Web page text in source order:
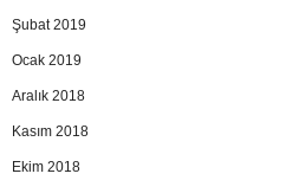
Şubat 2019
Ocak 2019
Aralık 2018
Kasım 2018
Ekim 2018